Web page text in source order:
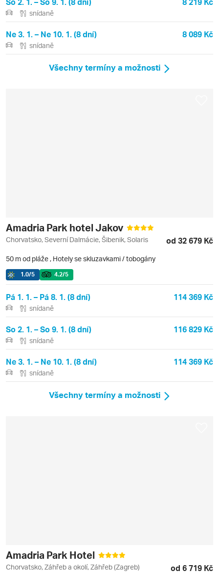
snídaně
Ne 3. 1. – Ne 10. 1. (8 dní) 8 089 Kč
snídaně
Všechny termíny a možnosti
Amadria Park hotel Jakov
Chorvatsko, Severní Dalmácie, Šibenik, Solaris od 32 679 Kč
50 m od pláže , Hotely se skluzavkami / tobogány
1.0/5 4.2/5
Pá 1. 1. – Pá 8. 1. (8 dní) 114 369 Kč
snídaně
So 2. 1. – So 9. 1. (8 dní) 116 829 Kč
snídaně
Ne 3. 1. – Ne 10. 1. (8 dní) 114 369 Kč
snídaně
Všechny termíny a možnosti
Amadria Park Hotel
Chorvatsko, Záhřeb a okolí, Záhřeb (Zagreb) od 6 719 Kč